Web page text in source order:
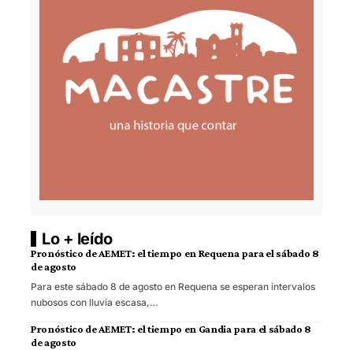
Lo + leído
Pronóstico de AEMET: el tiempo en Requena para el sábado 8
de agosto
Para este sábado 8 de agosto en Requena se esperan intervalos
nubosos con lluvia escasa,…
Pronóstico de AEMET: el tiempo en Gandia para el sábado 8
de agosto